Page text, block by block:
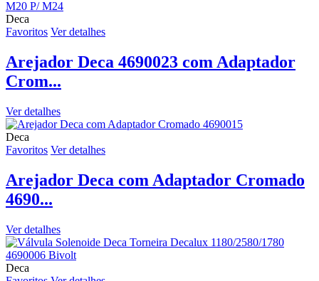
Deca
Favoritos Ver detalhes
Arejador Deca 4690023 com Adaptador
Crom...
Ver detalhes
Deca
Favoritos Ver detalhes
Arejador Deca com Adaptador Cromado
4690...
Ver detalhes
Deca